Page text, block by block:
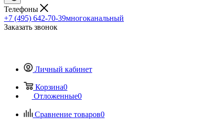
Телефоны
+7 (495) 642-70-39многоканальный
Заказать звонок
Личный кабинет
Корзина0
Отложенные0
Сравнение товаров0